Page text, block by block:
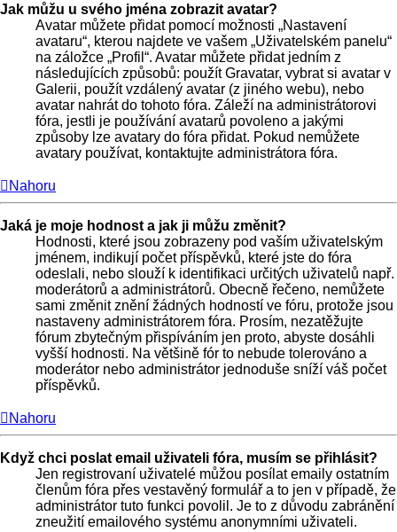
Jak můžu u svého jména zobrazit avatar?
Avatar můžete přidat pomocí možnosti „Nastavení
avataru“, kterou najdete ve vašem „Uživatelském panelu“
na záložce „Profil“. Avatar můžete přidat jedním z
následujících způsobů: použít Gravatar, vybrat si avatar v
Galerii, použít vzdálený avatar (z jiného webu), nebo
avatar nahrát do tohoto fóra. Záleží na administrátorovi
fóra, jestli je používání avatarů povoleno a jakými
způsoby lze avatary do fóra přidat. Pokud nemůžete
avatary používat, kontaktujte administrátora fóra.
Nahoru
Jaká je moje hodnost a jak ji můžu změnit?
Hodnosti, které jsou zobrazeny pod vaším uživatelským
jménem, indikují počet příspěvků, které jste do fóra
odeslali, nebo slouží k identifikaci určitých uživatelů např.
moderátorů a administrátorů. Obecně řečeno, nemůžete
sami změnit znění žádných hodností ve fóru, protože jsou
nastaveny administrátorem fóra. Prosím, nezatěžujte
fórum zbytečným přispíváním jen proto, abyste dosáhli
vyšší hodnosti. Na většině fór to nebude tolerováno a
moderátor nebo administrátor jednoduše sníží váš počet
příspěvků.
Nahoru
Když chci poslat email uživateli fóra, musím se přihlásit?
Jen registrovaní uživatelé můžou posílat emaily ostatním
členům fóra přes vestavěný formulář a to jen v případě, že
administrátor tuto funkci povolil. Je to z důvodu zabránění
zneužití emailového systému anonymními uživateli.